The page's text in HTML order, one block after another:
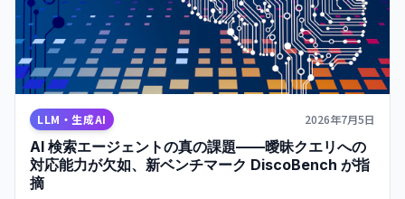
LLM・生成AI 2026年7月5日
AI 検索エージェントの真の課題——曖昧クエリへの
対応能力が欠如、新ベンチマーク DiscoBench が指
摘